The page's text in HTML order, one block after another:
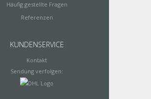
Häufig gestellte Fragen
Referenzen
KUNDENSERVICE
Kontakt
Sendung verfolgen: